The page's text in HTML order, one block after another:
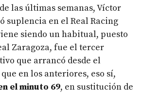
las últimas semanas, Víctor
suplencia en el Real Racing
siendo un habitual, puesto
Zaragoza, fue el tercer
que arrancó desde el
en los anteriores, eso sí,
el minuto 69, en sustitución de